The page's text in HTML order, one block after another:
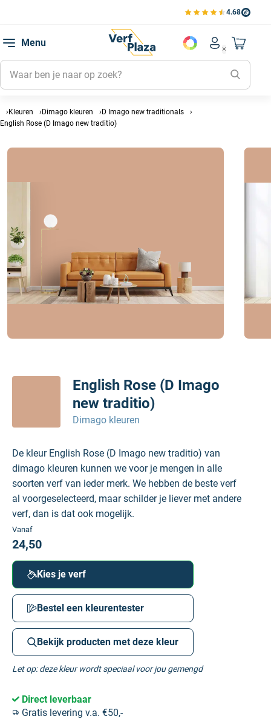
4.68
Bekijk de verfplaza
Menu
Account
Mijn
Mijn
Mijn
Naar
Kleuren Dimago kleuren
D Imago new traditionals
English Rose (D Imago new traditio)
English Rose (D Imago
new traditio)
Dimago kleuren
De kleur English Rose (D Imago new traditio) van
dimago kleuren kunnen we voor je mengen in alle
soorten verf van ieder merk. We hebben de beste verf
al voorgeselecteerd, maar schilder je liever met andere
verf, dan is dat ook mogelijk.
Vanaf
24,50
Kies je verf
Bestel een kleurentester
Bekijk producten met deze kleur
Let op: deze kleur wordt speciaal voor jou gemengd
Direct leverbaar
Gratis levering v.a. €50,-